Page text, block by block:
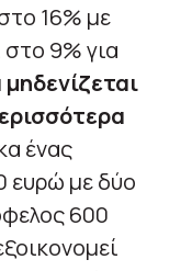
16% με
9% για
ένας
ευρώ με δύο
600